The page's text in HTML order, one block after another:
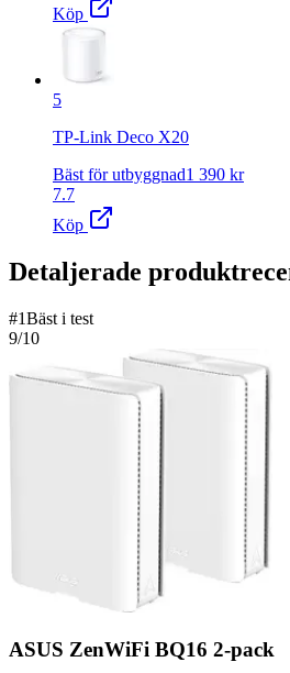
Köp
5
TP-Link Deco X20
Bäst för utbyggnad1 390 kr
7.7
Köp
Detaljerade
#1Bäst i test
9/10
ASUS ZenWiFi BQ16 2-pack